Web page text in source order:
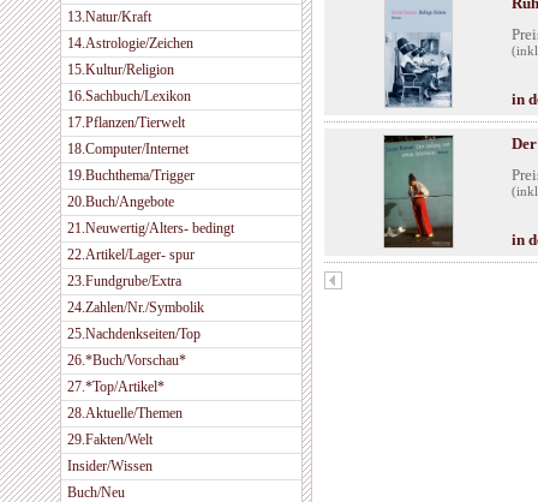
13.Natur/Kraft
14.Astrologie/Zeichen
15.Kultur/Religion
16.Sachbuch/Lexikon
17.Pflanzen/Tierwelt
18.Computer/Internet
19.Buchthema/Trigger
20.Buch/Angebote
21.Neuwertig/Alters- bedingt
22.Artikel/Lager- spur
23.Fundgrube/Extra
24.Zahlen/Nr./Symbolik
25.Nachdenkseiten/Top
26.*Buch/Vorschau*
27.*Top/Artikel*
28.Aktuelle/Themen
29.Fakten/Welt
Insider/Wissen
Buch/Neu
in
in